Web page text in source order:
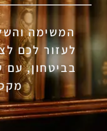
המשימה
לעזור לכם
בביטחון, עם